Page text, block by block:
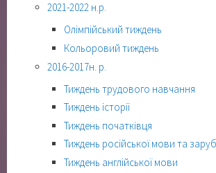
2021-2022 н.р.
Олімпійський тиждень
Кольоровий тиждень
2016-2017н. р.
Тиждень трудового навчання
Тиждень історії
Тиждень початківця
Тиждень російської мови та
Тиждень англійської мови